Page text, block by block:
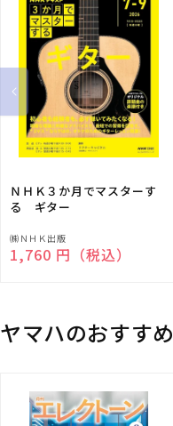
ＮＨＫ３か月でマスターす
る ギター
販
売
㈱ＮＨＫ出版
通常価格
1,760 円（税込）
ヤマハのおすすめ